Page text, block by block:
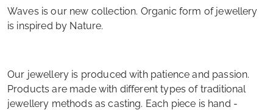
Waves is our new collection. Organic form of jewellery
is inspired by Nature.
Our jewellery is produced with patience and passion.
Products are made with different types of traditional
jewellery methods as casting. Each piece is hand -